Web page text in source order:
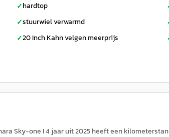
✓hardtop
✓stuurwiel verwarmd
✓20 Inch Kahn velgen meerprijs
Sky-one I 4 jaar uit 2025 heeft een